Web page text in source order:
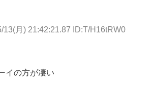
13(月) 21:42:21.87 ID:T/H16tRW0
イの方が凄い